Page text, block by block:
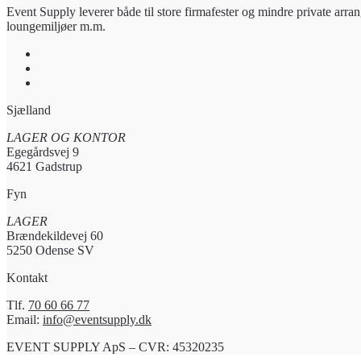
Event Supply leverer både til store firmafester og mindre private
loungemiljøer m.m.
Sjælland
LAGER OG KONTOR
Egegårdsvej 9
4621 Gadstrup
Fyn
LAGER
Brændekildevej 60
5250 Odense SV
Kontakt
Tlf. 70 60 66 77
Email: info@eventsupply.dk
EVENT SUPPLY ApS – CVR: 45320235